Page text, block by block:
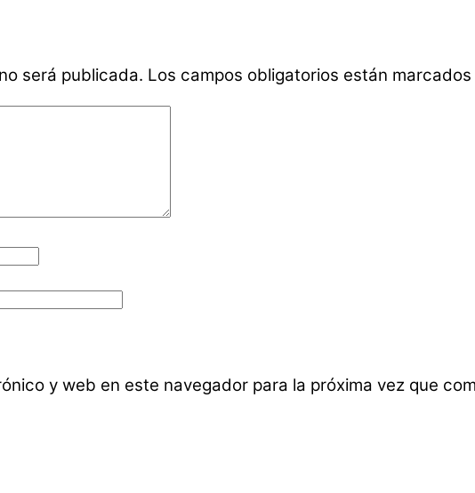
será publicada. Los campos obligatorios están marcados
y web en este navegador para la próxima vez que